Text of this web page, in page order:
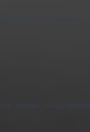
sistemas; lo importante
“extraño”: usa el